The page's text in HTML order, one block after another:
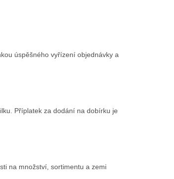
úspěšného vyřízení objednávky a
Příplatek za dodání na dobírku je
na množství, sortimentu a zemi